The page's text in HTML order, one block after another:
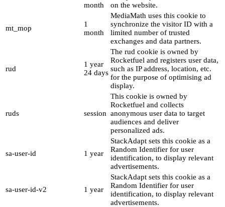
month
on the website.
mt_mop
1
month
MediaMath uses this cookie to
synchronize the visitor ID with a
limited number of trusted
exchanges and data partners.
rud
1 year
24 days
The rud cookie is owned by
Rocketfuel and registers user data,
such as IP address, location, etc.
for the purpose of optimising ad
display.
ruds session
This cookie is owned by
Rocketfuel and collects
anonymous user data to target
audiences and deliver
personalized ads.
sa-user-id 1 year
StackAdapt sets this cookie as a
Random Identifier for user
identification, to display relevant
advertisements.
sa-user-id-v2 1 year
StackAdapt sets this cookie as a
Random Identifier for user
identification, to display relevant
advertisements.